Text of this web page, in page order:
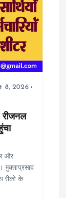
8, 2026
और
मुक्ताप्रसाद
रीको के